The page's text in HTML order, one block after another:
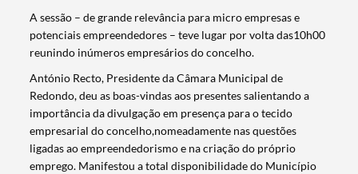
A sessão – de grande relevância para micro empresas e
potenciais empreendedores – teve lugar por volta das10h00
reunindo inúmeros empresários do concelho.
António Recto, Presidente da Câmara Municipal de
Redondo, deu as boas-vindas aos presentes salientando a
importância da divulgação em presença para o tecido
empresarial do concelho,nomeadamente nas questões
ligadas ao empreendedorismo e na criação do próprio
emprego. Manifestou a total disponibilidade do Município